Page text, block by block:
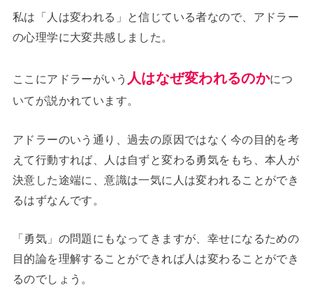
私は「人は変われる」と信じている者なので、アドラー
の心理学に大変共感しました。
ここにアドラーがいう 人はなぜ変われるのかにつ
いてが説かれています。
アドラーのいう通り、過去の原因ではなく今の目的を考
えて行動すれば、人は自ずと変わる勇気をもち、本人が
決意した途端に、意識は一気に人は変われることができ
るはずなんです。
「勇気」の問題にもなってきますが、幸せになるための
目的論を理解することができれば人は変わることができ
るのでしょう。